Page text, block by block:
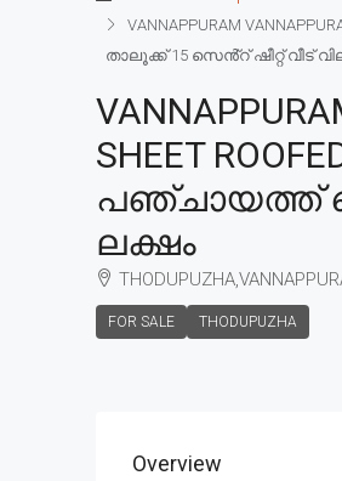
VANNAPPURAM
താലൂക്ക് 15 സെൻ്റ് ഷീറ്റ് വീട്
SHEET
പഞ്ചായത്ത്
ലക്ഷം
FOR SALE THODUPUZHA
Overview